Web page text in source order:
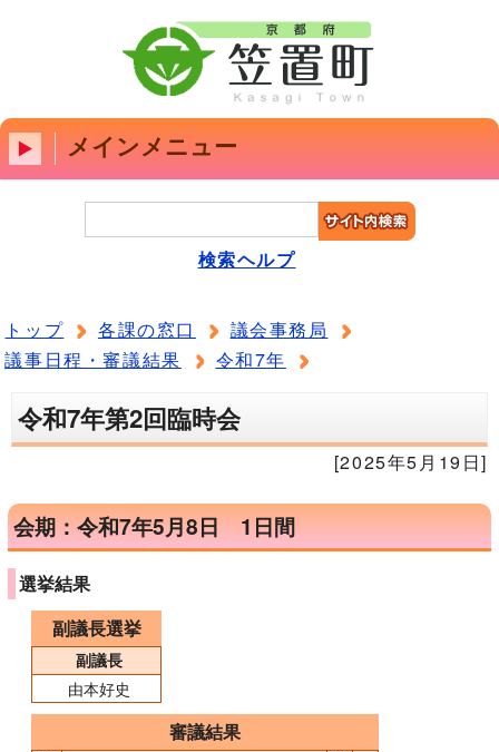
メインメニュー
検索ヘルプ
トップ 各課の窓口
議会事務局
議事日程・審議結果
令和7年
令和7年第2回臨時会
[2025年5月19日]
会期：令和7年5月8日 1日間
選挙結果
副議長選挙
副議長
由本好史
審議結果